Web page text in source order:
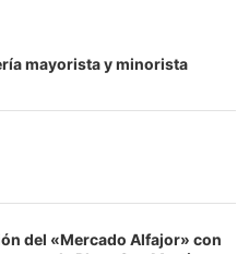
mayorista y minorista
del «Mercado Alfajor» con